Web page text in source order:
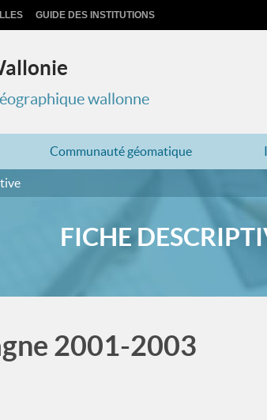
GUIDE DES INSTITUTIONS
wallonne
Communauté géomatique
FICHE
2001-2003